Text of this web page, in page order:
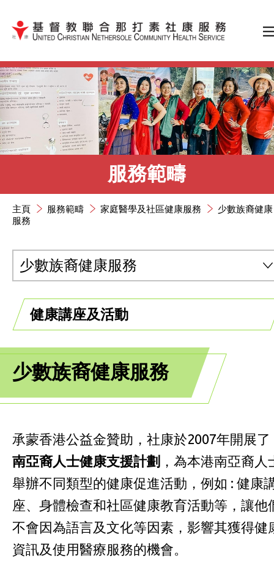
跳到內容（按輸入鍵）
服務範疇
主頁 服務範疇 家庭醫學及社區健康服務
少數族裔健康
服務
少數族裔健康服務
健康講座及活動
少數族裔健康服務
承蒙香港公益金贊助，社康於2007年開展了
南亞裔人士健康支援計劃 ，為本港南亞裔人
舉辦不同類型的健康促進活動，例如 : 健康
座、身體檢查和社區健康教育活動等，讓他
不會因為語言及文化等因素，影響其獲得健
資訊及使用醫療服務的機會。